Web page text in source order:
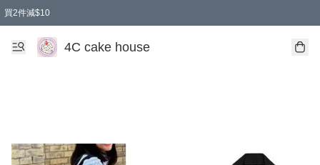
買2件減$10
任選兩件減$10
買兩盒減$10
買兩件減$10
買2件減$10
4C cake house